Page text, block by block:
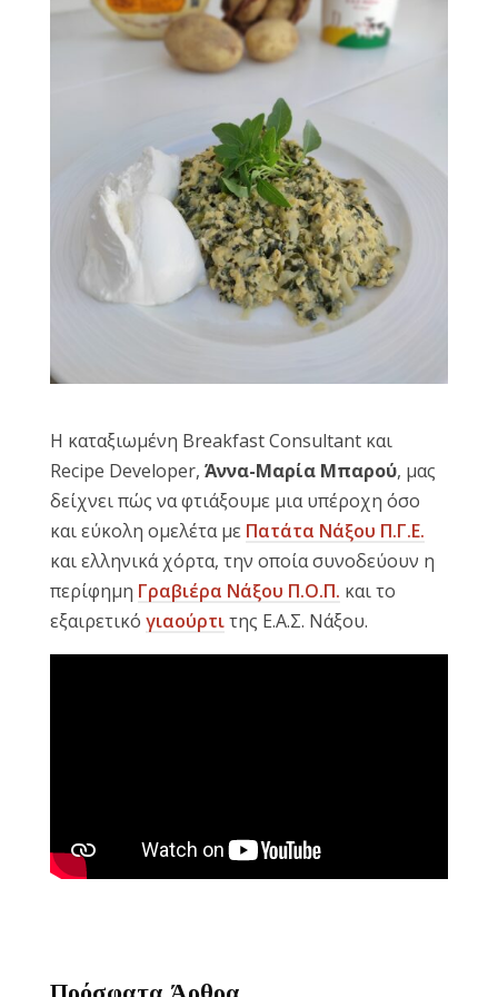
Reset
all
cached
Η καταξιωμένη Breakfast Consultant και
Recipe Developer, Άννα-Μαρία Μπαρού, μας
δείχνει πώς να φτιάξουμε μια υπέροχη όσο
και εύκολη ομελέτα με Πατάτα Νάξου Π.Γ.Ε.
και ελληνικά χόρτα, την οποία συνοδεύουν η
περίφημη Γραβιέρα Νάξου Π.Ο.Π. και το
εξαιρετικό γιαούρτιτης Ε.Α.Σ. Νάξου.